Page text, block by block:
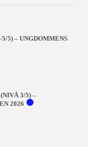
5) – UNGDOMMENS
3/5) –
2026